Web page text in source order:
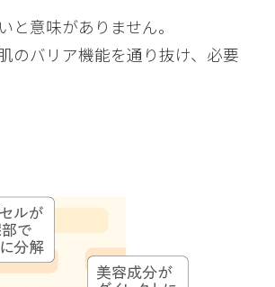
トしています。通常の使い方だけではなく、ク
だけで仕上げるには乾燥を私は感じますが、
いので癒されるます。ただパッケージがかなり
念です。
スチャーは伸びがよいので長持ちします。夜は
います。
意味がありません。
のバリア機能を通り抜け、必要